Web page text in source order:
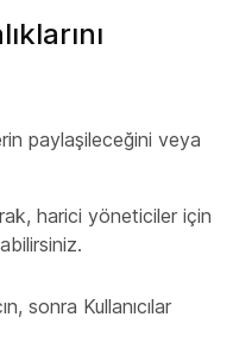
paylaşileceğini veya
harici yöneticiler için
sonra Kullanıcılar